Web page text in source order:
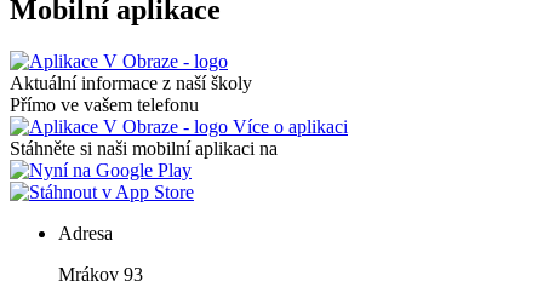
Mobilní aplikace
Aktuální informace z naší školy
Přímo ve vašem telefonu
Více o aplikaci
Stáhněte si naši mobilní aplikaci na
Adresa
Mrákov 93